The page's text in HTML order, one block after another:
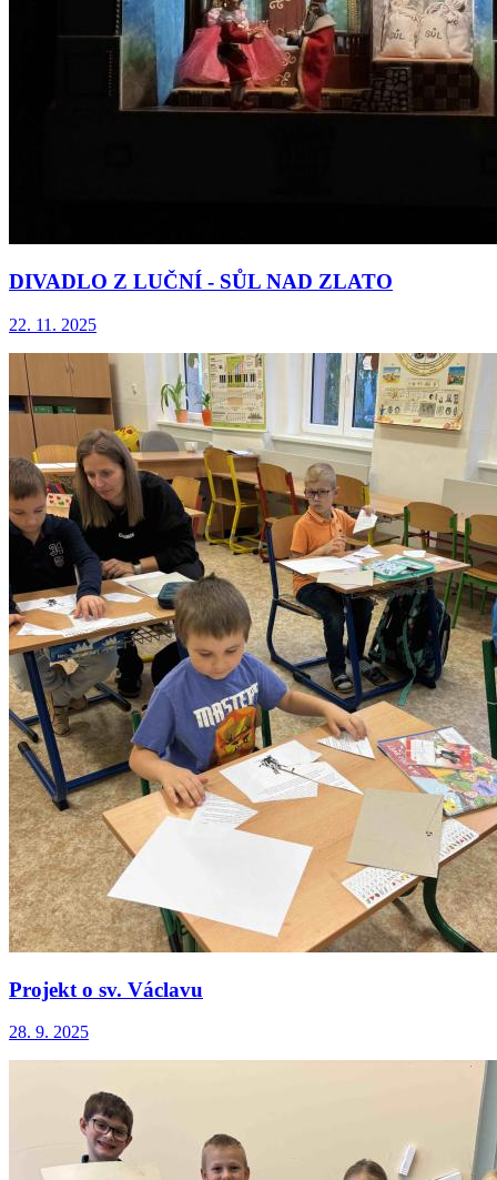
DIVADLO Z LUČNÍ - SŮL NAD ZLATO
22. 11. 2025
Projekt o sv. Václavu
28. 9. 2025